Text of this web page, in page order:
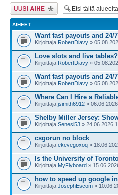
Lähetä uusi viesti
AIHEET
Want fast payouts and
Kirjoittaja RobertDiavy »
Love slots and live
Kirjoittaja RobertDiavy »
Want fast payouts and 24/
Kirjoittaja RobertDiavy »
Where Can I Hire a
Kirjoittaja jsimith6912 »
Shelby Miller Jersey:
Kirjoittaja Senesi53 » 24.06.2026
csgorun no block
Kirjoittaja ekevegoxoq »
Is the University of
Kirjoittaja MyFlyboard »
how to speed up google
Kirjoittaja JosephEscom »